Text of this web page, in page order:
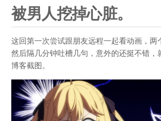
被男人挖掉心脏。
这回第一次尝试跟朋友远程一起看动画，两
然后隔几分钟吐槽几句，意外的还挺不错，
博客截图。